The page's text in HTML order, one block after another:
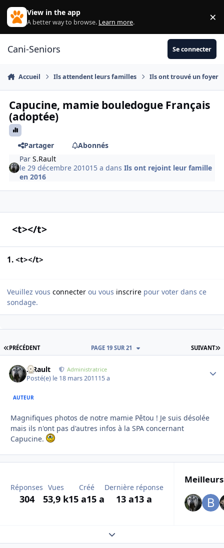
Aller au contenu
View in the app
A better way to browse. Learn more. ×
Cani-Seniors Se connecter
Accueil Ils attendent leurs familles Ils ont trouvé un foyer
Capucine, mamie bouledogue Français
(adoptée)
Partager
Abonnés
ParS.Rault
le 29 décembre 201015 a dansIls ont rejoint leur famille
en 2016
<t></t>
1. <t></t>
Veuillez vous connecter ou vous inscrire pour voter dans ce
sondage.
PREMIÈRE PAGE
PRÉCÉDENT SUIVANT
PAGE 19 SUR 21
S.Rault Administratrice
Posté(e) le 18 mars 201115 a
AUTEUR
Magnifiques photos de notre mamie Pêtou ! Je suis désolée
mais ils n'ont pas d'autres infos à la SPA concernant
Capucine.
Réponses
304
Vues
53,9 k
Créé
15 a15 a
Dernière réponse
13 a13 a
Expand topic overview